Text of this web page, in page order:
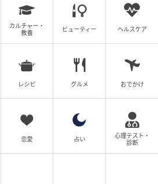
のワークショップも開催されて
しめる豊富なメニュー！
食
ーガーやサラダボウルがメイ
ルでイタリアンを軸とした本
ングへと大幅に進化！
カルチャー・
教養
ビューティー ヘルスケア
レシピ グルメ おでかけ
恋愛 占い
心理テスト・
診断